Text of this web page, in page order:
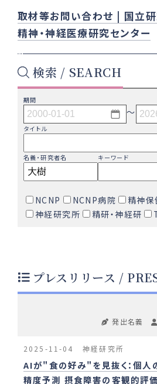
取材等お問い合わせ | 国立
精神・神経医療研究センター
検索 / SEARCH
期間
〜
タイトル
名義・研究者名 キーワード
NCNP NCNP病院
精神
神経研究所
精研・神経研
プレスリリース /
発出名義
2025-11-04 神経研究所
AIが"食の好み"を見抜く：個人
精度予測 摂食障害の客観的評